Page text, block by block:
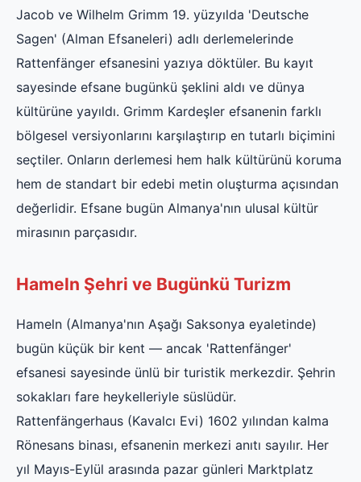
Jacob ve Wilhelm Grimm 19. yüzyılda 'Deutsche
Sagen' (Alman Efsaneleri) adlı derlemelerinde
Rattenfänger efsanesini yazıya döktüler. Bu kayıt
sayesinde efsane bugünkü şeklini aldı ve dünya
kültürüne yayıldı. Grimm Kardeşler efsanenin farklı
bölgesel versiyonlarını karşılaştırıp en tutarlı biçimini
seçtiler. Onların derlemesi hem halk kültürünü koruma
hem de standart bir edebi metin oluşturma açısından
değerlidir. Efsane bugün Almanya'nın ulusal kültür
mirasının parçasıdır.
Hameln Şehri ve Bugünkü Turizm
Hameln (Almanya'nın Aşağı Saksonya eyaletinde)
bugün küçük bir kent — ancak 'Rattenfänger'
efsanesi sayesinde ünlü bir turistik merkezdir. Şehrin
sokakları fare heykelleriyle süslüdür.
Rattenfängerhaus (Kavalcı Evi) 1602 yılından kalma
Rönesans binası, efsanenin merkezi anıtı sayılır. Her
yıl Mayıs-Eylül arasında pazar günleri Marktplatz